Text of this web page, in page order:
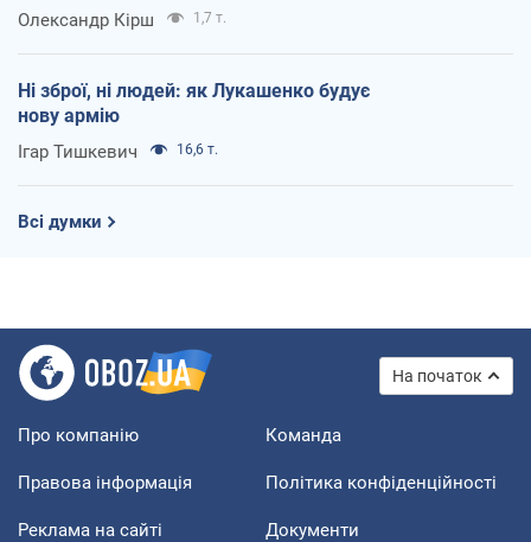
Олександр Кірш 1,7 т.
Ні зброї, ні людей: як Лукашенко будує
нову армію
Ігар Тишкевич 16,6 т.
Всі думки
На початок
Про компанію Команда
Правова інформація Політика конфіденційності
Реклама на сайті Документи